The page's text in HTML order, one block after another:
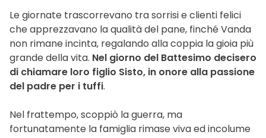
Le giornate trascorrevano tra sorrisi e clienti felici
che apprezzavano la qualità del pane, finché Vanda
non rimane incinta, regalando alla coppia la gioia più
grande della vita. Nel giorno del Battesimo decisero
di chiamare loro figlio Sisto, in onore alla passione
del padre per i tuffi.
Nel frattempo, scoppiò la guerra, ma
fortunatamente la famiglia rimase viva ed incolume